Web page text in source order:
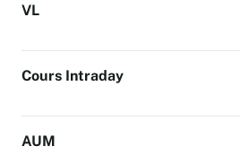
VL
Cours Intraday
AUM